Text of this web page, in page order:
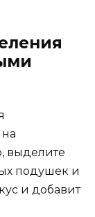
выделите
подушек и
и добавит